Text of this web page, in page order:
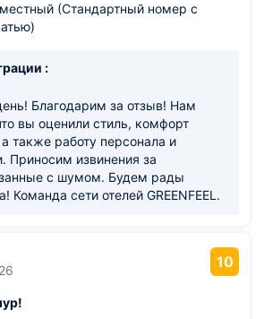
(Стандартный номер с
:
Благодарим за отзыв! Нам
вы оценили стиль, комфорт
также работу персонала и
Приносим извинения за
с шумом. Будем рады
Команда сети отелей GREENFEEL.
10